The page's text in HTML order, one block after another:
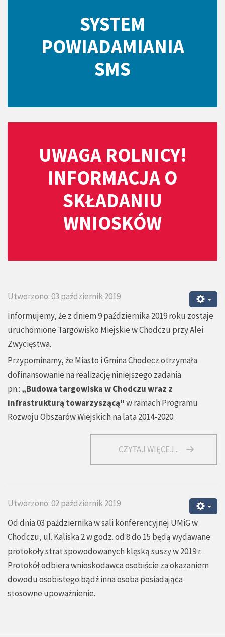
SYSTEM
POWIADAMIANIA
SMS
UWAGA ROLNICY!
INFORMACJA O
SKŁADANIU
WNIOSKÓW
Utworzono: 03 październik 2019
Informujemy, że z dniem 9 października 2019 roku zostaje
uruchomione Targowisko Miejskie w Chodczu przy Alei
Zwycięstwa.
Przypominamy, że Miasto i Gmina Chodecz otrzymała
dofinansowanie na realizację niniejszego zadania
pn.: „Budowa targowiska w Chodczu wraz z
infrastrukturą towarzyszącą"w ramach Programu
Rozwoju Obszarów Wiejskich na lata 2014-2020.
CZYTAJ WIĘCEJ...
Utworzono: 02 październik 2019
Od dnia 03 października w sali konferencyjnej UMiG w
Chodczu, ul. Kaliska 2 w godz. od 8 do 15 będą wydawane
protokoły strat spowodowanych klęską suszy w 2019 r.
Protokół odbiera wnioskodawca osobiście za okazaniem
dowodu osobistego bądź inna osoba posiadająca
stosowne upoważnienie.